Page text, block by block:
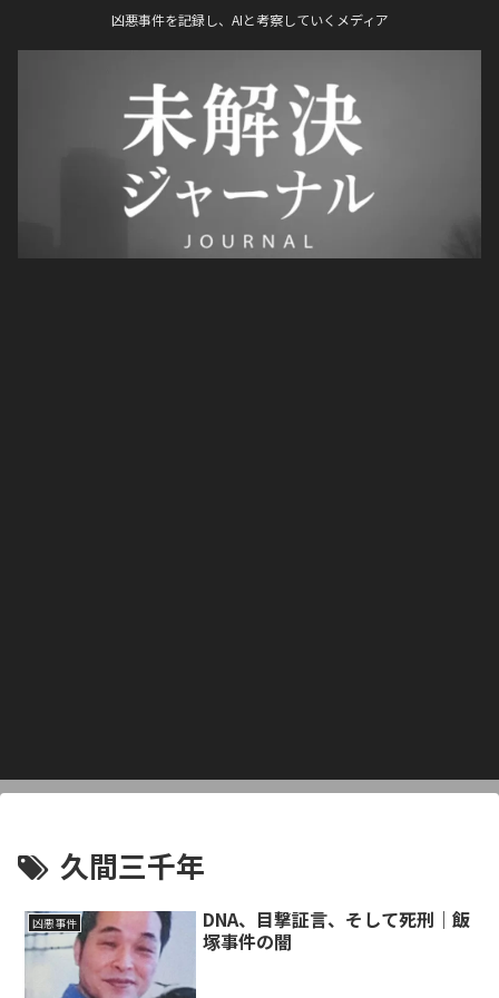
凶悪事件を記録し、AIと考察していくメディア
久間三千年
凶悪事件
DNA、目撃証言、そして死刑｜飯
塚事件の闇